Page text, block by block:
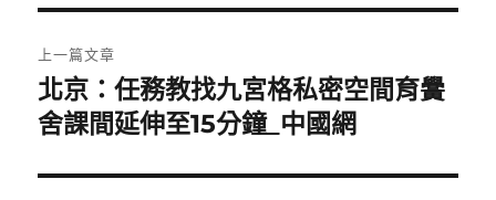
章
導
覽
上一篇文章
上
一
文
北京：任務教找九宮格私密空間育黌
舍課間延伸至15分鐘_中國網